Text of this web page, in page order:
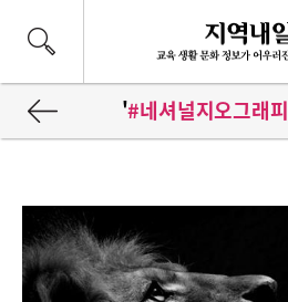
'#네셔널지오그래피